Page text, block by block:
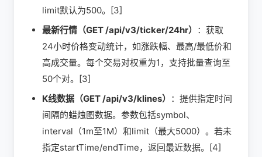
limit默认为500。[3]
最新行情（GET /api/v3/ticker/24hr） ：获取
24小时价格变动统计，如涨跌幅、最高/最低价和
高成交量。每个交易对权重为1，支持批量查询至
50个对。[3]
K线数据（GET /api/v3/klines） ：提供指定时间
间隔的蜡烛图数据。参数包括symbol、
interval（1m至1M）和limit（最大5000）。若未
指定startTime/endTime，返回最近数据。[4]